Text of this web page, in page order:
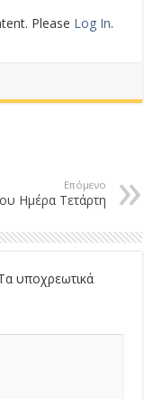
Please Log In.
Επόμενο
Ημέρα Τετάρτη
υποχρεωτικά